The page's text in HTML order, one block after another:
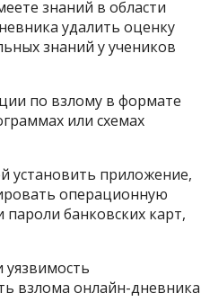
знаний в области
удалить оценку
знаний у учеников
по взлому в формате
или схемах
установить приложение,
операционную
банковских карт,
взлома онлайн-дневника